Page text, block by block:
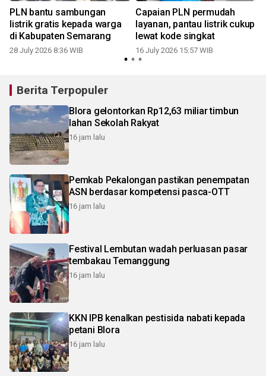
PLN bantu sambungan
listrik gratis kepada warga
di Kabupaten Semarang
28 July 2026 8:36 WIB
Capaian PLN permudah
layanan, pantau listrik cukup
lewat kode singkat
16 July 2026 15:57 WIB
Berita Terpopuler
Blora gelontorkan Rp12,63 miliar timbun
lahan Sekolah Rakyat
16 jam lalu
Pemkab Pekalongan pastikan penempatan
ASN berdasar kompetensi pasca-OTT
16 jam lalu
Festival Lembutan wadah perluasan pasar
tembakau Temanggung
16 jam lalu
KKN IPB kenalkan pestisida nabati kepada
petani Blora
16 jam lalu